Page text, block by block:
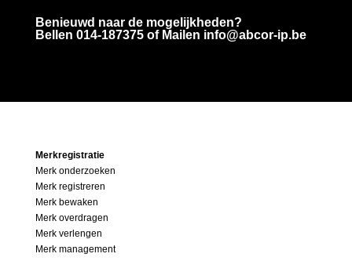
Benieuwd naar de mogelijkheden?
Bellen 014-187375 of Mailen info@abcor-ip.be
Merkregistratie
Merk onderzoeken
Merk registreren
Merk bewaken
Merk overdragen
Merk verlengen
Merk management